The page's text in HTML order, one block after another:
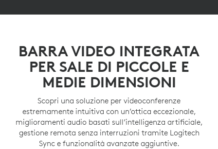
BARRA VIDEO INTEGRATA
PER SALE DI PICCOLE E
MEDIE DIMENSIONI
Scopri una soluzione per videoconferenze
estremamente intuitiva con un’ottica eccezionale,
miglioramenti audio basati sull’intelligenza artificiale,
gestione remota senza interruzioni tramite Logitech
Sync e funzionalità avanzate aggiuntive.